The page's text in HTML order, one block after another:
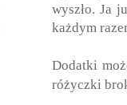
wyszło. Ja
każdym
Dodatki
różyczki